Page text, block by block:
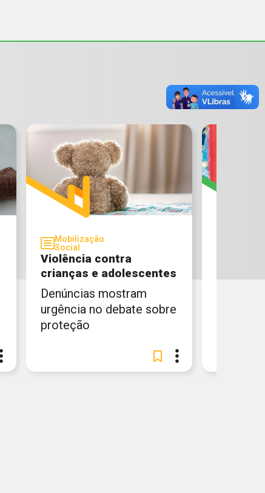
Mobilização
Social
Violência contra
crianças e adolescentes
Denúncias mostram
urgência no debate sobre
proteção